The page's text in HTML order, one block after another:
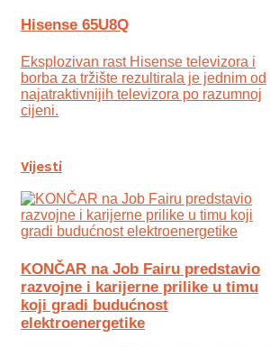
Hisense 65U8Q
Eksplozivan rast Hisense televizora i
borba za tržište rezultirala je jednim od
najatraktivnijih televizora po razumnoj
cijeni.
Vijesti
KONČAR na Job Fairu predstavio
razvojne i karijerne prilike u timu
koji gradi budućnost
elektroenergetike